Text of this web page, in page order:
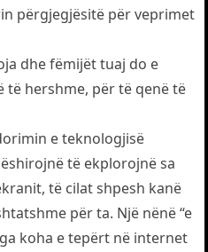
përgjegjësitë për veprimet
dhe fëmijët tuaj do e
të hershme, për të qenë të
e teknologjisë
të ekplorojnë sa
të cilat shpesh kanë
për ta. Një nënë “e
koha e tepërt në internet